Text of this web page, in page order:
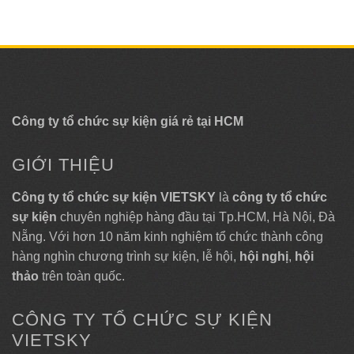
Công ty tổ chức sự kiện giá rẻ tại HCM
GIỚI THIỆU
Công ty tổ chức sự kiện VIETSKY là công ty tổ chức
sự kiện chuyên nghiệp hàng đầu tại Tp.HCM, Hà Nội, Đà
Nẵng. Với hơn 10 năm kinh nghiệm tổ chức thành công
hàng nghìn chương trình sự kiện, lễ hội, hội nghị, hội
thảo trên toàn quốc.
CÔNG TY TỔ CHỨC SỰ KIỆN
VIETSKY